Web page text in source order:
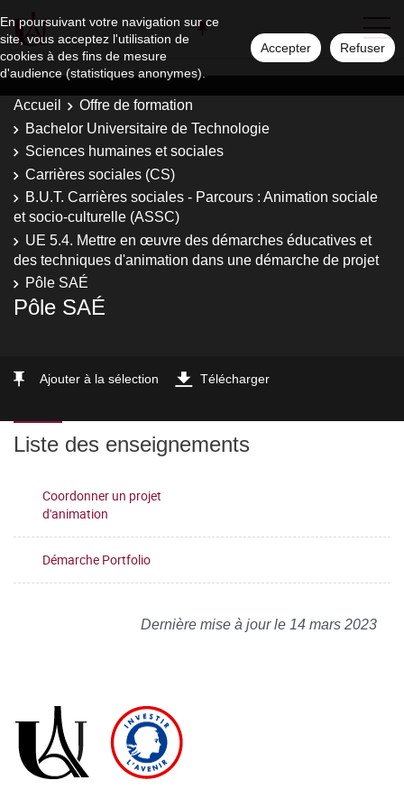
En poursuivant votre navigation sur ce
site, vous acceptez l'utilisation de
cookies à des fins de mesure
d'audience (statistiques anonymes).
Accepter Refuser
Accueil
Offre de formation
Bachelor Universitaire de Technologie
Sciences humaines et sociales
Carrières sociales (CS)
B.U.T. Carrières sociales - Parcours : Animation sociale
et socio-culturelle (ASSC)
UE 5.4. Mettre en œuvre des démarches éducatives et
des techniques d'animation dans une démarche de projet
Pôle SAÉ
Pôle SAÉ
Ajouter à la sélection Télécharger
Liste des enseignements
Coordonner un projet
d'animation
Démarche Portfolio
Dernière mise à jour le 14 mars 2023